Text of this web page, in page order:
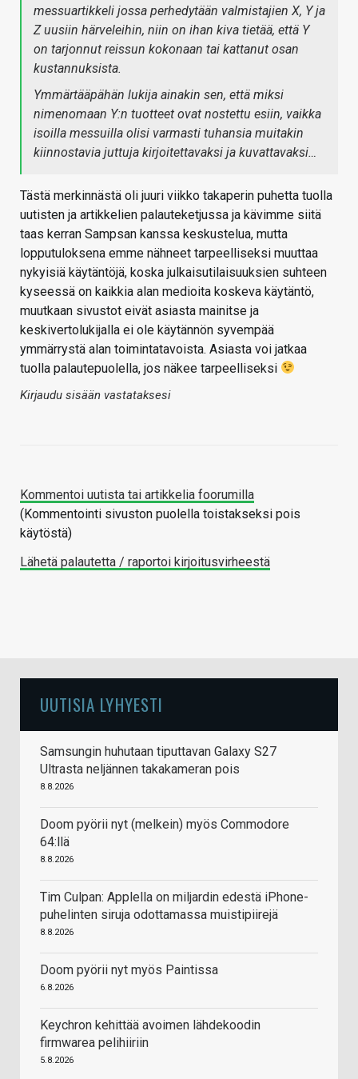
messuartikkeli jossa perhedytään valmistajien X, Y ja
Z uusiin härveleihin, niin on ihan kiva tietää, että Y
on tarjonnut reissun kokonaan tai kattanut osan
kustannuksista.
Ymmärtääpähän lukija ainakin sen, että miksi
nimenomaan Y:n tuotteet ovat nostettu esiin, vaikka
isoilla messuilla olisi varmasti tuhansia muitakin
kiinnostavia juttuja kirjoitettavaksi ja kuvattavaksi…
Tästä merkinnästä oli juuri viikko takaperin puhetta tuolla
uutisten ja artikkelien palauteketjussa ja kävimme siitä
taas kerran Sampsan kanssa keskustelua, mutta
lopputuloksena emme nähneet tarpeelliseksi muuttaa
nykyisiä käytäntöjä, koska julkaisutilaisuuksien suhteen
kyseessä on kaikkia alan medioita koskeva käytäntö,
muutkaan sivustot eivät asiasta mainitse ja
keskivertolukijalla ei ole käytännön syvempää
ymmärrystä alan toimintatavoista. Asiasta voi jatkaa
tuolla palautepuolella, jos näkee tarpeelliseksi
Kirjaudu sisään vastataksesi
Kommentoi uutista tai artikkelia foorumilla
(Kommentointi sivuston puolella toistakseksi pois
käytöstä)
Lähetä palautetta / raportoi kirjoitusvirheestä
UUTISIA LYHYESTI
Samsungin huhutaan tiputtavan Galaxy S27
Ultrasta neljännen takakameran pois
8.8.2026
Doom pyörii nyt (melkein) myös Commodore
64:llä
8.8.2026
Tim Culpan: Applella on miljardin edestä iPhone-
puhelinten siruja odottamassa muistipiirejä
8.8.2026
Doom pyörii nyt myös Paintissa
6.8.2026
Keychron kehittää avoimen lähdekoodin
firmwarea pelihiiriin
5.8.2026